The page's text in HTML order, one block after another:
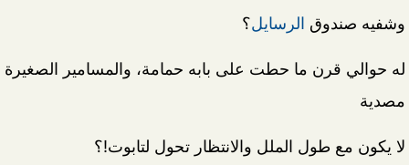
وشفيه صندوق الرسايل؟
له حوالي قرن ما حطت على بابه حمامة، والمسامير الصغيرة
مصدية
لا يكون مع طول الملل والانتظار تحول لتابوت!؟